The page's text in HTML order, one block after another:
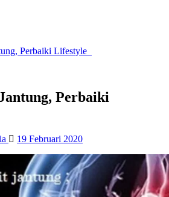
Perbaiki Lifestyle
Perbaiki
19 Februari 2020